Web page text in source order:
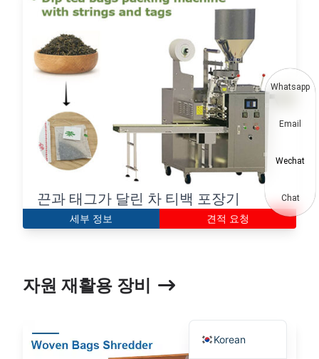
끈과 태그가 달린 차 티백 포장기
세부 정보 견적 요청
자원 재활용 장비
Korean
Portuguese
Russian
Spanish
Hindi
Japanese
Vietnamese
Thai
Indonesian
Turkish
Whatsapp
Email
Wechat
Chat